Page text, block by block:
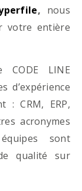
, nous
votre entière
CODE LINE
d’expérience
: CRM, ERP,
acronymes
sont
qualité sur